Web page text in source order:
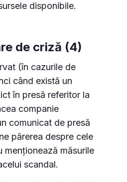
disponibile.
de criză (4)
(în cazurile de
când există un
în presă referitor la
companie
comunicat de presă
părerea despre cele
menționează măsurile
scandal.